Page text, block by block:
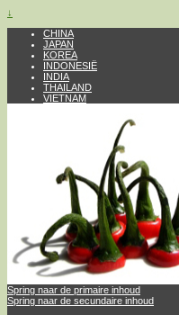
↓
CHINA
JAPAN
KOREA
INDONESIË
INDIA
THAILAND
VIETNAM
Spring naar de primaire inhoud
Spring naar de secundaire inhoud